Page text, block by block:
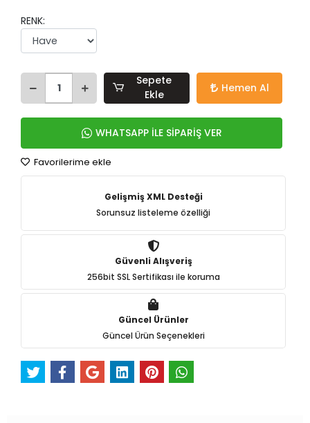
RENK:
Sepete
Ekle
Hemen Al
WHATSAPP İLE SİPARİŞ VER
Favorilerime ekle
Gelişmiş XML Desteği
Sorunsuz listeleme özelliği
Güvenli Alışveriş
256bit SSL Sertifikası ile koruma
Güncel Ürünler
Güncel Ürün Seçenekleri